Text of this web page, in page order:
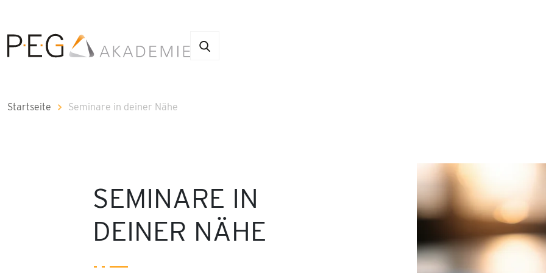
Startseite Seminare in deiner Nähe
SEMINARE IN
DEINER NÄHE